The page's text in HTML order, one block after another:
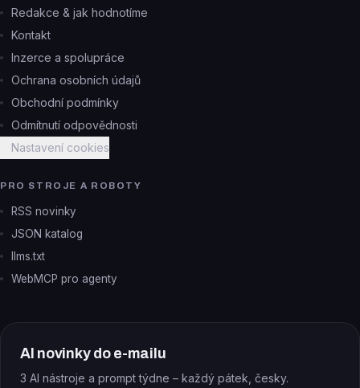
Redakce & jak hodnotíme
Kontakt
Inzerce a spolupráce
Ochrana osobních údajů
Obchodní podmínky
Odmítnutí odpovědnosti
Nastavení cookies
PRO STROJE A ROBOTY
RSS novinky
JSON katalog
llms.txt
WebMCP pro agenty
AI novinky do e-mailu
3 AI nástroje a prompt týdne – každý pátek, česky.